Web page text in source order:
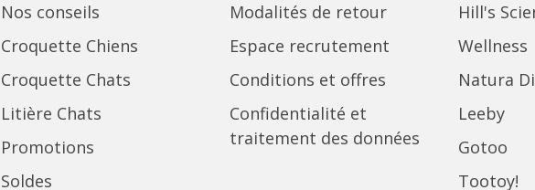
Nos conseils
Croquette Chiens
Croquette Chats
Litière Chats
Promotions
Soldes
Modalités de retour
Espace recrutement
Conditions et offres
Confidentialité et
traitement des données
Hill's
Wellness
Natura
Leeby
Gotoo
Tootoy!